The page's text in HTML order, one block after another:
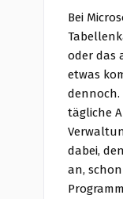
Bei
oder das
etwas
dennoch.
tägliche
dabei,
an,